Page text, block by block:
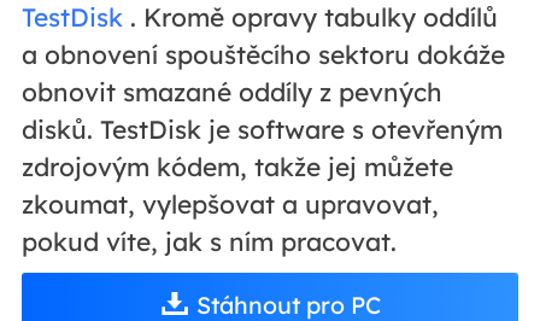
TestDisk. Kromě opravy tabulky oddílů
a obnovení spouštěcího sektoru dokáže
obnovit smazané oddíly z pevných
disků. TestDisk je software s otevřeným
zdrojovým kódem, takže jej můžete
zkoumat, vylepšovat a upravovat,
pokud víte, jak s ním pracovat.
Stáhnout pro PC